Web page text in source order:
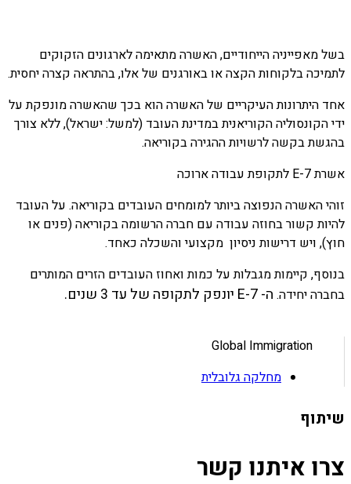
בשל מאפייניה הייחודיים, האשרה מתאימה לארגונים הזקוקים
לתמיכה בלקוחות הקצה או באורגנים של אלו, בהתראה קצרה יחסית.
אחד היתרונות העיקריים של האשרה הוא בכך שהאשרה מונפקת על
ידי הקונסוליה הקוריאנית במדינת העובד (למשל: ישראל), ללא צורך
בהגשת בקשה לרשויות ההגירה בקוריאה.
אשרת E-7 לתקופת עבודה ארוכה
זוהי האשרה הנפוצה ביותר למומחים העובדים בקוריאה. על העובד
להיות קשור בחוזה עבודה עם חברה הרשומה בקוריאה (פנים או
חוץ), ויש דרישות ניסיון מקצועי והשכלה כאחד.
בנוסף, קיימות מגבלות על כמות ואחוז העובדים הזרים המותרים
בחברה יחידה. ה- E-7 יונפק לתקופה של עד 3 שנים.
Global Immigration
מחלקה גלובלית
שיתוף
צרו איתנו קשר